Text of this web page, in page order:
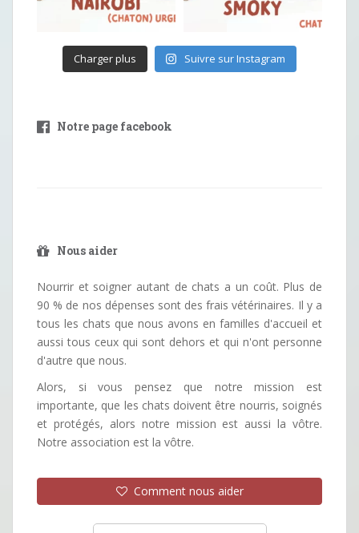
Charger plus Suivre sur Instagram
Notre page facebook
Nous aider
Nourrir et soigner autant de chats a un coût. Plus de
90 % de nos dépenses sont des frais vétérinaires. Il y a
tous les chats que nous avons en familles d'accueil et
aussi tous ceux qui sont dehors et qui n'ont personne
d'autre que nous.
Alors, si vous pensez que notre mission est
importante, que les chats doivent être nourris, soignés
et protégés, alors notre mission est aussi la vôtre.
Notre association est la vôtre.
Comment nous aider